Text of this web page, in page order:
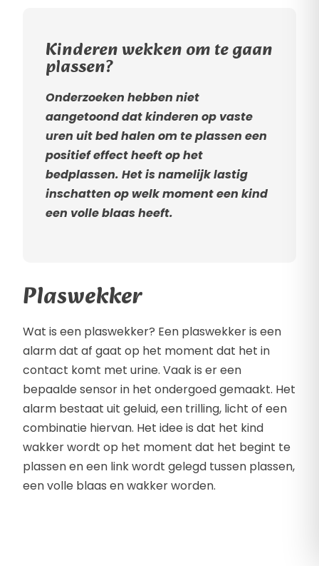
Kinderen wekken om te gaan
plassen?
Onderzoeken hebben niet
aangetoond dat kinderen op vaste
uren uit bed halen om te plassen een
positief effect heeft op het
bedplassen. Het is namelijk lastig
inschatten op welk moment een kind
een volle blaas heeft.
Plaswekker
Wat is een plaswekker? Een plaswekker is een
alarm dat af gaat op het moment dat het in
contact komt met urine. Vaak is er een
bepaalde sensor in het ondergoed gemaakt. Het
alarm bestaat uit geluid, een trilling, licht of een
combinatie hiervan. Het idee is dat het kind
wakker wordt op het moment dat het begint te
plassen en een link wordt gelegd tussen plassen,
een volle blaas en wakker worden.